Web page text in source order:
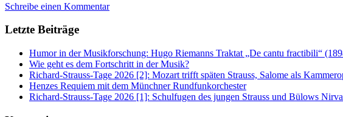
Schreibe einen Kommentar
Letzte Beiträge
Humor in der Musikforschung: Hugo Riemanns Traktat „De cantu fractibili“
Wie geht es dem Fortschritt in der Musik?
Richard-Strauss-Tage 2026 [2]: Mozart trifft späten Strauss, Salome als
Henzes Requiem mit dem Münchner Rundfunkorchester
Richard-Strauss-Tage 2026 [1]: Schulfugen des jungen Strauss und Bülows